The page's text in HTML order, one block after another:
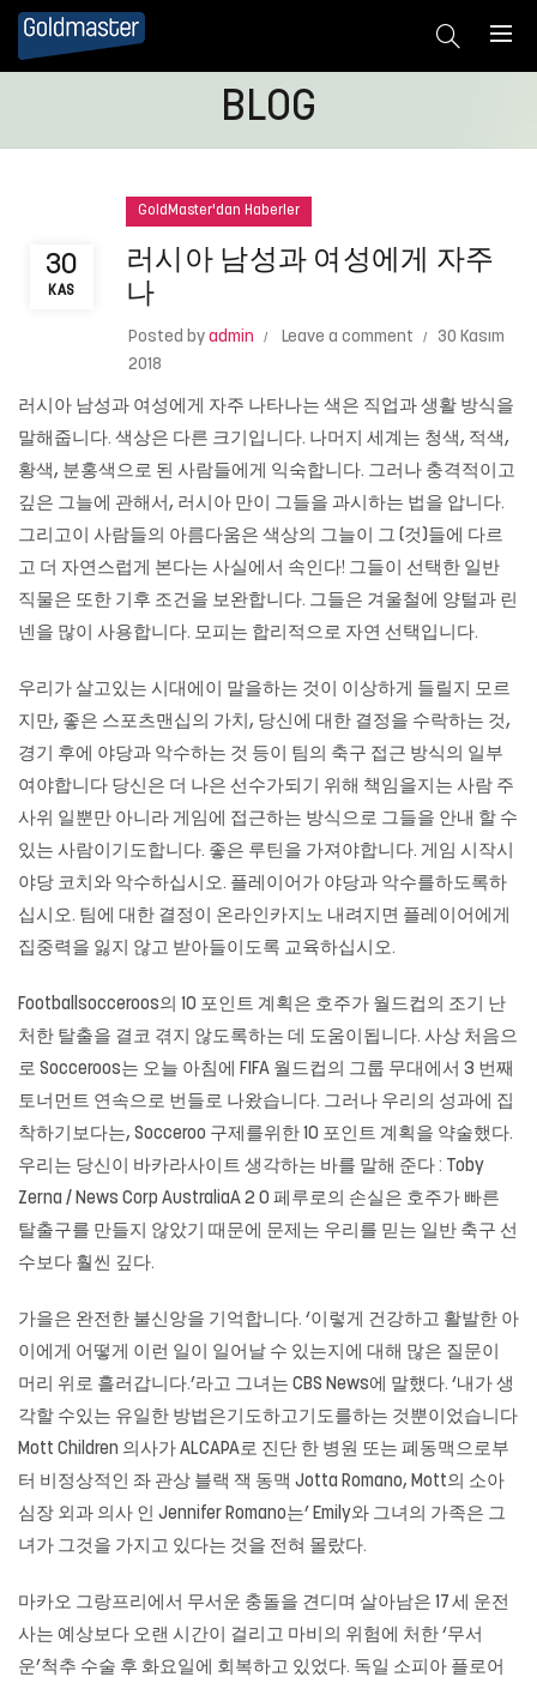
BLOG
30
KAS
GoldMaster'dan Haberler
러시아 남성과 여성에게 자주
나
Posted by admin Leave a comment
30 Kasım
2018
러시아 남성과 여성에게 자주 나타나는 색은 직업과 생활 방식을
말해줍니다. 색상은 다른 크기입니다. 나머지 세계는 청색, 적색,
황색, 분홍색으로 된 사람들에게 익숙합니다. 그러나 충격적이고
깊은 그늘에 관해서, 러시아 만이 그들을 과시하는 법을 압니다.
그리고이 사람들의 아름다움은 색상의 그늘이 그 (것)들에 다르
고 더 자연스럽게 본다는 사실에서 속인다! 그들이 선택한 일반
직물은 또한 기후 조건을 보완합니다. 그들은 겨울철에 양털과 린
넨을 많이 사용합니다. 모피는 합리적으로 자연 선택입니다.
우리가 살고있는 시대에이 말을하는 것이 이상하게 들릴지 모르
지만, 좋은 스포츠맨십의 가치, 당신에 대한 결정을 수락하는 것,
경기 후에 야당과 악수하는 것 등이 팀의 축구 접근 방식의 일부
여야합니다 당신은 더 나은 선수가되기 위해 책임을지는 사람 주
사위 일뿐만 아니라 게임에 접근하는 방식으로 그들을 안내 할 수
있는 사람이기도합니다. 좋은 루틴을 가져야합니다. 게임 시작시
야당 코치와 악수하십시오. 플레이어가 야당과 악수를하도록하
십시오. 팀에 대한 결정이 온라인카지노 내려지면 플레이어에게
집중력을 잃지 않고 받아들이도록 교육하십시오.
Footballsocceroos의 10 포인트 계획은 호주가 월드컵의 조기 난
처한 탈출을 결코 겪지 않도록하는 데 도움이됩니다. 사상 처음으
로 Socceroos는 오늘 아침에 FIFA 월드컵의 그룹 무대에서 3 번째
토너먼트 연속으로 번들로 나왔습니다. 그러나 우리의 성과에 집
착하기보다는, Socceroo 구제를위한 10 포인트 계획을 약술했다.
우리는 당신이 바카라사이트 생각하는 바를 말해 준다 : Toby
Zerna / News Corp AustraliaA 2 0 페루로의 손실은 호주가 빠른
탈출구를 만들지 않았기 때문에 문제는 우리를 믿는 일반 축구 선
수보다 훨씬 깊다.
가을은 완전한 불신앙을 기억합니다. ‘이렇게 건강하고 활발한 아
이에게 어떻게 이런 일이 일어날 수 있는지에 대해 많은 질문이
머리 위로 흘러갑니다.’라고 그녀는 CBS News에 말했다. ‘내가 생
각할 수있는 유일한 방법은기도하고기도를하는 것뿐이었습니다
Mott Children 의사가 ALCAPA로 진단 한 병원 또는 폐동맥으로부
터 비정상적인 좌 관상 블랙 잭 동맥 Jotta Romano, Mott의 소아
심장 외과 의사 인 Jennifer Romano는’ Emily와 그녀의 가족은 그
녀가 그것을 가지고 있다는 것을 전혀 몰랐다.
마카오 그랑프리에서 무서운 충돌을 견디며 살아남은 17 세 운전
사는 예상보다 오랜 시간이 걸리고 마비의 위험에 처한 ‘무서
운’척추 수술 후 화요일에 회복하고 있었다. 독일 소피아 플로어